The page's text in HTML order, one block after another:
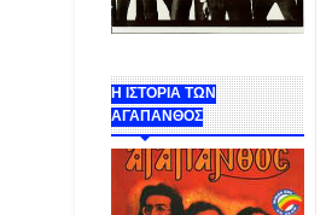
Η ΙΣΤΟΡΙΑ ΤΩΝ
ΑΓΑΠΑΝΘΟΣ